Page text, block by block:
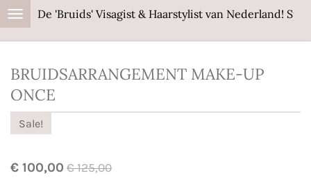
Ga
de
hoofdinhoud
De 'Bruids' Visagist & Haarstylist van Nederland!
BRUIDSARRANGEMENT MAKE-UP
ONCE
Sale!
€ 100,00 € 125,00